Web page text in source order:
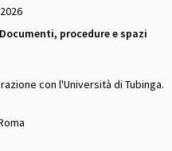
procedure e spazi
con l'Università di Tubinga.